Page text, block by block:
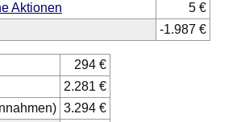
Aktionen
5 €
-1.987 €
294 €
2.281 €
3.294 €